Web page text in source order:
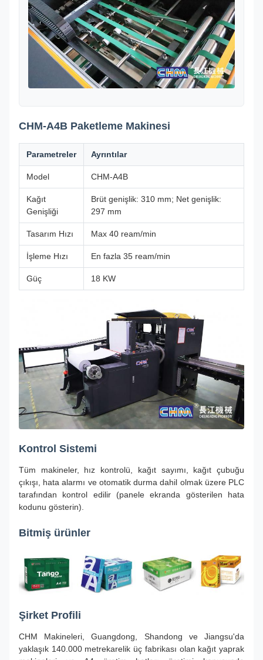
CHM-A4B Paketleme Makinesi
Parametreler Ayrıntılar
Model CHM-A4B
Kağıt
Genişliği
Brüt genişlik: 310 mm; Net genişlik:
297 mm
Tasarım Hızı Max 40 ream/min
İşleme Hızı En fazla 35 ream/min
Güç 18 KW
Kontrol Sistemi
Tüm makineler, hız kontrolü, kağıt sayımı, kağıt çubuğu
çıkışı, hata alarmı ve otomatik durma dahil olmak üzere PLC
tarafından kontrol edilir (panele ekranda gösterilen hata
kodunu gösterin).
Bitmiş ürünler
Şirket Profili
CHM Makineleri, Guangdong, Shandong ve Jiangsu'da
yaklaşık 140.000 metrekarelik üç fabrikası olan kağıt yaprak